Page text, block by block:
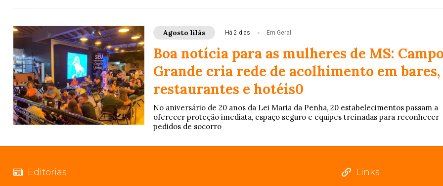
Agosto lilás Há 2 dias Em Geral
Boa notícia para as mulheres de MS:
Grande cria rede de acolhimento em bares,
restaurantes e hotéis0
No aniversário de 20 anos da Lei Maria da Penha, 20 estabelecimentos passam a
oferecer proteção imediata, espaço seguro e equipes treinadas para reconhecer
pedidos de socorro
Editorias Links